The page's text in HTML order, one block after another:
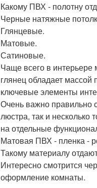
Какому ПВХ - полотну
Черные натяжные
Глянцевые.
Матовые.
Сатиновые.
Чаще всего в интерьере
глянец обладает
ключевые элементы
Очень важно правильно
люстра, так и
на отдельные
Матовая ПВХ - пленка -
Такому материалу
Интересно смотрится
оформление комнаты.